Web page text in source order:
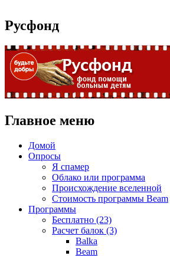
Русфонд
Главное меню
Домой
Опросы
Я спамер
Облако или программа
Происхождение вселенной
Стоимость программы Beam
Программы
Бесплатно (23)
Расчет балок (3)
Balka
Beam